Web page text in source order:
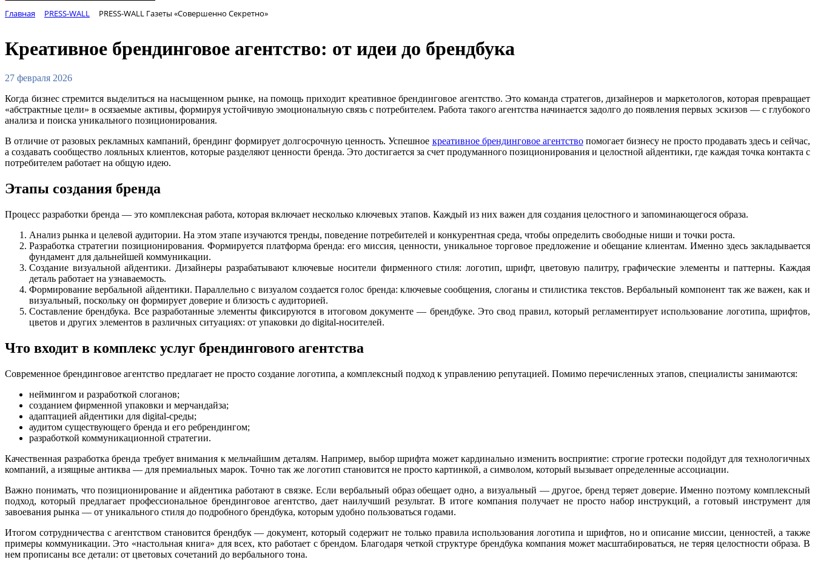
Главная PRESS-WALL PRESS-WALL Газеты «Совершенно Секретно»
Креативное брендинговое агентство: от идеи до брендбука
27 февраля 2026
Когда бизнес стремится выделиться на насыщенном рынке, на помощь приходит креативное брендинговое агентство. Это команда стратегов, дизайнеров и маркетологов, которая превращает
«абстрактные цели» в осязаемые активы, формируя устойчивую эмоциональную связь с потребителем. Работа такого агентства начинается задолго до появления первых эскизов — с глубокого
анализа и поиска уникального позиционирования.
В отличие от разовых рекламных кампаний, брендинг формирует долгосрочную ценность. Успешное креативное брендинговое агентствопомогает бизнесу не просто продавать здесь и сейчас,
а создавать сообщество лояльных клиентов, которые разделяют ценности бренда. Это достигается за счет продуманного позиционирования и целостной айдентики, где каждая точка контакта с
потребителем работает на общую идею.
Этапы создания бренда
Процесс разработки бренда — это комплексная работа, которая включает несколько ключевых этапов. Каждый из них важен для создания целостного и запоминающегося образа.
Анализ рынка и целевой аудитории. На этом этапе изучаются тренды, поведение потребителей и конкурентная среда, чтобы определить свободные ниши и точки роста.
Разработка стратегии позиционирования. Формируется платформа бренда: его миссия, ценности, уникальное торговое предложение и обещание клиентам. Именно здесь закладывается
фундамент для дальнейшей коммуникации.
Создание визуальной айдентики. Дизайнеры разрабатывают ключевые носители фирменного стиля: логотип, шрифт, цветовую палитру, графические элементы и паттерны. Каждая
деталь работает на узнаваемость.
Формирование вербальной айдентики. Параллельно с визуалом создается голос бренда: ключевые сообщения, слоганы и стилистика текстов. Вербальный компонент так же важен, как и
визуальный, поскольку он формирует доверие и близость с аудиторией.
Составление брендбука. Все разработанные элементы фиксируются в итоговом документе — брендбуке. Это свод правил, который регламентирует использование логотипа, шрифтов,
цветов и других элементов в различных ситуациях: от упаковки до digital-носителей.
Что входит в комплекс услуг брендингового агентства
Современное брендинговое агентство предлагает не просто создание логотипа, а комплексный подход к управлению репутацией. Помимо перечисленных этапов, специалисты занимаются:
неймингом и разработкой слоганов;
созданием фирменной упаковки и мерчандайза;
адаптацией айдентики для digital-среды;
аудитом существующего бренда и его ребрендингом;
разработкой коммуникационной стратегии.
Качественная разработка бренда требует внимания к мельчайшим деталям. Например, выбор шрифта может кардинально изменить восприятие: строгие гротески подойдут для технологичных
компаний, а изящные антиква — для премиальных марок. Точно так же логотип становится не просто картинкой, а символом, который вызывает определенные ассоциации.
Важно понимать, что позиционирование и айдентика работают в связке. Если вербальный образ обещает одно, а визуальный — другое, бренд теряет доверие. Именно поэтому комплексный
подход, который предлагает профессиональное брендинговое агентство, дает наилучший результат. В итоге компания получает не просто набор инструкций, а готовый инструмент для
завоевания рынка — от уникального стиля до подробного брендбука, которым удобно пользоваться годами.
Итогом сотрудничества с агентством становится брендбук — документ, который содержит не только правила использования логотипа и шрифтов, но и описание миссии, ценностей, а также
примеры коммуникации. Это «настольная книга» для всех, кто работает с брендом. Благодаря четкой структуре брендбука компания может масштабироваться, не теряя целостности образа. В
нем прописаны все детали: от цветовых сочетаний до вербального тона.